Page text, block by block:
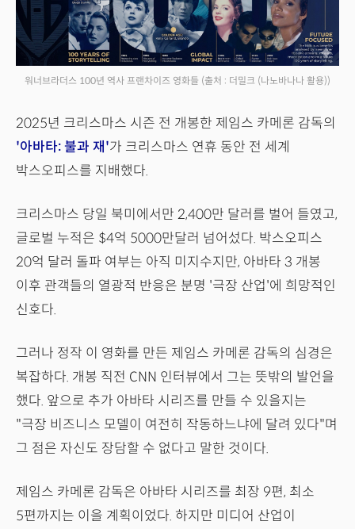
워너브라더스 100년 역사 프랜차이즈 영화들 (출처 : 더밀크 (나노바나나 활용))
2025년 크리스마스 시즌 전 개봉한 제임스 카메론 감독의
'아바타: 불과 재'가 크리스마스 연휴 동안 전 세계
박스오피스를 지배했다.
크리스마스 당일 북미에서만 2,400만 달러를 벌어 들였고,
글로벌 누적은 $4억 5000만달러 넘어섰다. 박스오피스
20억 달러 돌파 여부는 아직 미지수지만, 아바타 3 개봉
이후 관객들의 열광적 반응은 분명 '극장 산업'에 희망적인
신호다.
그러나 정작 이 영화를 만든 제임스 카메론 감독의 심경은
복잡하다. 개봉 직전 CNN 인터뷰에서 그는 뜻밖의 발언을
했다. 앞으로 추가 아바타 시리즈를 만들 수 있을지는
"극장 비즈니스 모델이 여전히 작동하느냐에 달려 있다"며
그 점은 자신도 장담할 수 없다고 말한 것이다.
제임스 카메론 감독은 아바타 시리즈를 최장 9편, 최소
5편까지는 이을 계획이었다. 하지만 미디어 산업이